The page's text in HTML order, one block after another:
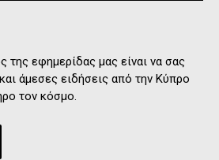
εφημερίδας μας είναι να σας
άμεσες ειδήσεις από την Κύπρο
τον κόσμο.